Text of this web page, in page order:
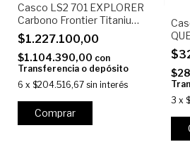
Casco LS2 701 EXPLORER
Carbono Frontier Titanium
Rojo Brillo
$1.227.100,00
$1.104.390,00 con
Transferencia o depósito
6 x $204.516,67 sin interés
Comprar
3 x